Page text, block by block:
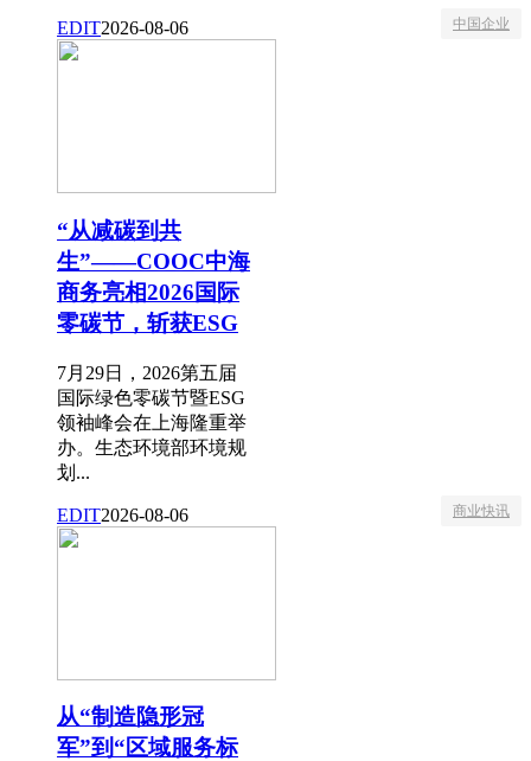
EDIT2026-08-06 中国企业
“从减碳到共
生”——COOC中海
商务亮相2026国际
零碳节，斩获ESG
7月29日，2026第五届
国际绿色零碳节暨ESG
领袖峰会在上海隆重举
办。生态环境部环境规
划...
EDIT2026-08-06 商业快讯
从“制造隐形冠
军”到“区域服务标